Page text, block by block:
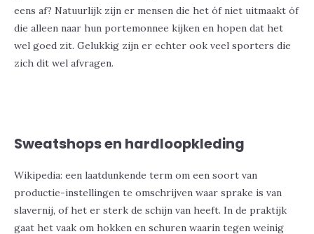
eens af? Natuurlijk zijn er mensen die het óf niet uitmaakt óf
die alleen naar hun portemonnee kijken en hopen dat het
wel goed zit. Gelukkig zijn er echter ook veel sporters die
zich dit wel afvragen.
Sweatshops en hardloopkleding
Wikipedia: een laatdunkende term om een soort van
productie-instellingen te omschrijven waar sprake is van
slavernij, of het er sterk de schijn van heeft. In de praktijk
gaat het vaak om hokken en schuren waarin tegen weinig